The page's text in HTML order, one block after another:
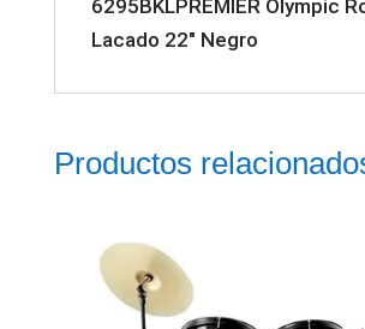
6295BKLPREMIER Olympic
Lacado 22″ Negro
Productos